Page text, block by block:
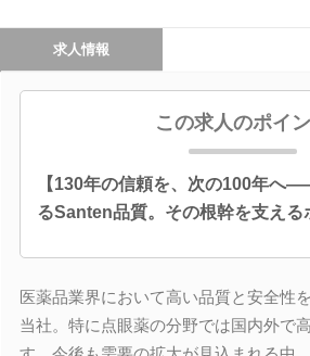
求人情報
この求人のポイ
【130年の信頼を、次の100年へ
るSanten品質。その根幹を支える
医薬品業界において高い品質と安全性
当社。特に点眼薬の分野では国内外で